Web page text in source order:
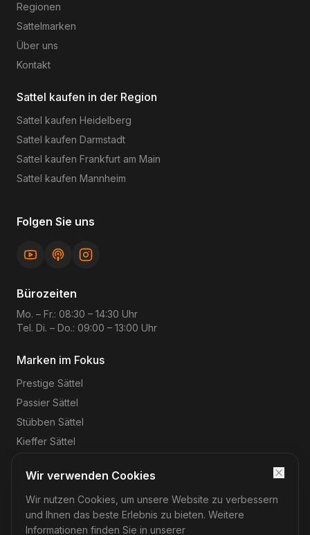
Regionen
Sattelmarken
Über uns
Kontakt
Sattel kaufen in der Region
Sattel kaufen Heidelberg
Sattel kaufen Darmstadt
Sattel kaufen Frankfurt am Main
Sattel kaufen Mannheim
Folgen Sie uns
Bürozeiten
Mo. – Fr.: 08:30 – 14:30 Uhr
Tel. Di. – Do.: 09:00 – 13:00 Uhr
Marken im Fokus
Prestige Sättel
Passier Sättel
Stübben Sättel
Kieffer Sättel
©2026 Reitsport-Rheinmain – Magnus Wehrheim. Alle
Rechte vorbehalten.
Impressum DatenschutzAGB
Wir verwenden Cookies
Wir nutzen Cookies, um unsere Website zu verbessern
und Ihnen das beste Erlebnis zu bieten. Weitere
Informationen finden Sie in unserer